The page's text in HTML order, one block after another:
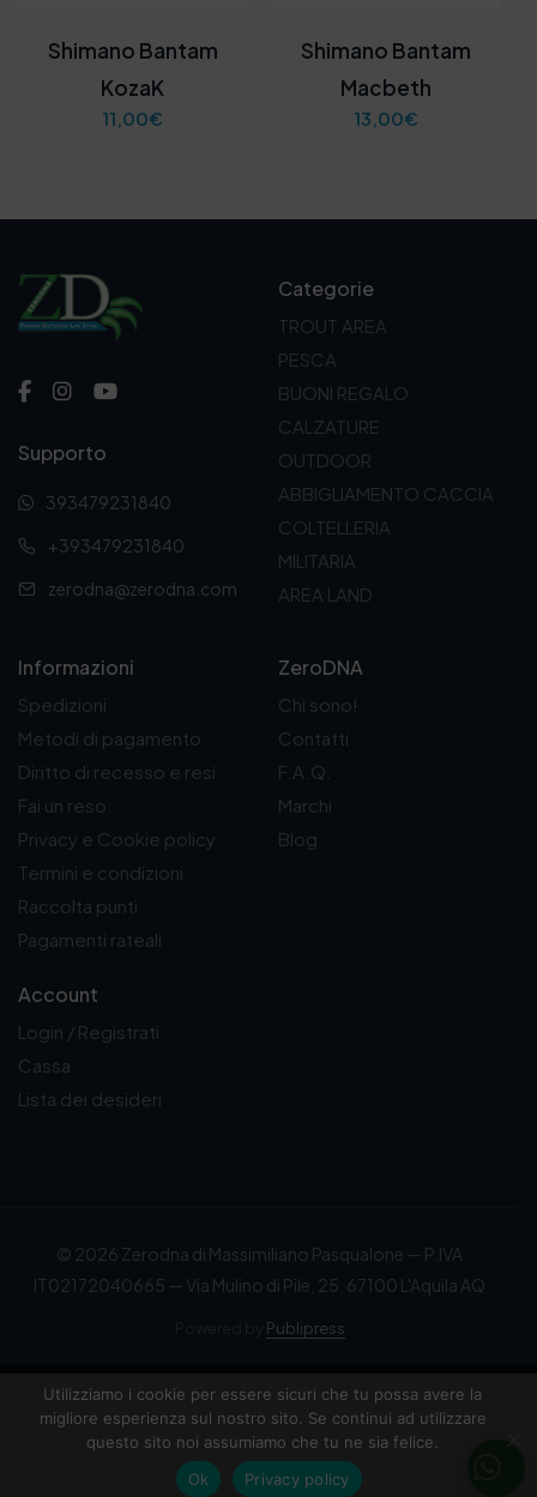
Shimano Bantam
KozaK
11,00€
Shimano Bantam
Macbeth
13,00€
Supporto
393479231840
+393479231840
zerodna@zerodna.com
Categorie
TROUT AREA
PESCA
BUONI REGALO
CALZATURE
OUTDOOR
ABBIGLIAMENTO CACCIA
COLTELLERIA
MILITARIA
AREA LAND
Informazioni
Spedizioni
Metodi di pagamento
Diritto di recesso e resi
Fai un reso
Privacy e Cookie policy
Termini e condizioni
Raccolta punti
Pagamenti rateali
Account
Login / Registrati
Cassa
Lista dei desideri
ZeroDNA
Chi sono!
Contatti
F.A.Q.
Marchi
Blog
© 2026 Zerodna di Massimiliano Pasqualone — P.IVA
IT02172040665 — Via Mulino di Pile, 25, 67100 L'Aquila AQ
Publipress
Utilizziamo i cookie per essere sicuri che tu possa avere la
migliore esperienza sul nostro sito. Se continui ad utilizzare
questo sito noi assumiamo che tu ne sia felice.
Ok
Privacy policy